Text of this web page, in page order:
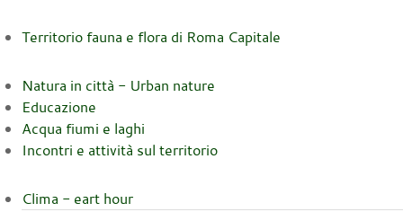
Territorio fauna e flora di Roma Capitale
Natura in città - Urban nature
Educazione
Acqua fiumi e laghi
Incontri e attività sul territorio
Clima - eart hour